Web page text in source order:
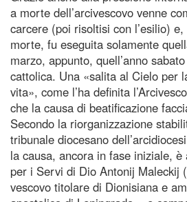
a morte dell’arcivescovo venne
carcere (poi risoltisi con l’esilio)
morte, fu eseguita solamente
marzo, appunto, quell’anno
cattolica. Una «salita al Cielo per
vita», come l’ha definita
che la causa di beatificazione
Secondo la riorganizzazione
tribunale diocesano
la causa, ancora in fase iniziale,
per i Servi di Dio Antonij Maleckij
vescovo titolare di Dionisiana e